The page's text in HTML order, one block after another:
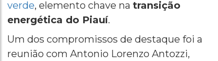
verde, elemento chave na transição
energética do Piauí.
Um dos compromissos de destaque foi a
reunião com Antonio Lorenzo Antozzi,